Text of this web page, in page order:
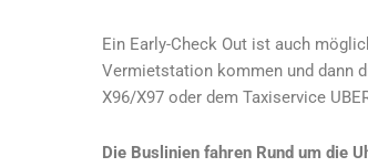
Ein Early-Check Out ist auch
Vermietstation kommen und dann
X96/X97 oder dem Taxiservice
Die Buslinien fahren Rund um die